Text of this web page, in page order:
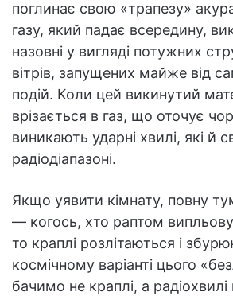
поглинає свою «трапезу»
газу, який падає всередину,
назовні у вигляді потужних
вітрів, запущених майже від
подій. Коли цей викинутий
врізається в газ, що оточує
виникають ударні хвилі, які й
радіодіапазоні.
Якщо уявити кімнату, повну
— когось, хто раптом
то краплі розлітаються і
космічному варіанті цього
бачимо не краплі, а радіохвилі